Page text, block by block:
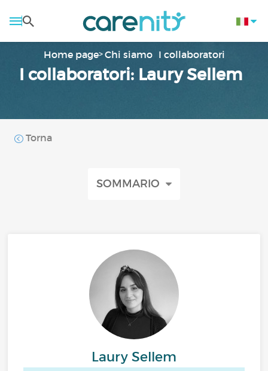
Home page Chi siamo I collaboratori
I collaboratori: Laury Sellem
Torna
SOMMARIO
Laury Sellem